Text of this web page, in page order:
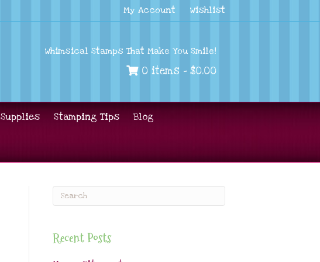
My Account Wishlist
Whimsical Stamps That Make You Smile!
0 items - $0.00
Supplies Stamping Tips Blog
Recent Posts